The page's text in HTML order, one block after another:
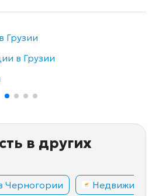
Грузии
в Грузии
в других
Черногории